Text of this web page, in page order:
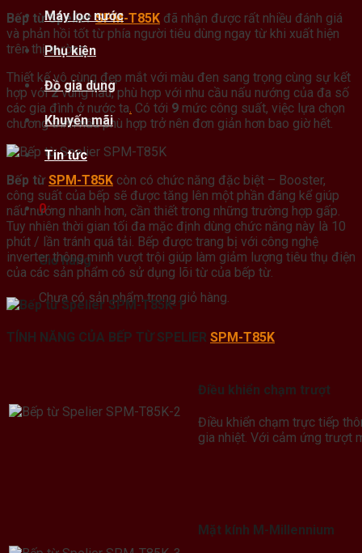
Máy lọc nước
Phụ kiện
Đồ gia dụng
Khuyến mãi
Tin tức
0
Giỏ hàng
Chưa có sản phẩm trong giỏ hàng.
Bếp từ SpelierSPM-T85K đã nhận được rất nhiều đánh giá
và phản hồi tốt từ phía người tiêu dùng ngay từ khi xuất hiện
trên thị trường.
Thiết kế vô cùng đẹp mắt với màu đen sang trọng cùng sự kết
hợp với2vùng nấu, phù hợp với nhu cầu nấu nướng của đa số
các gia đình ở nước ta. Có tới 9 mức công suất, việc lựa chọn
chương trình nấu phù hợp trở nên đơn giản hơn bao giờ hết.
Bếp từ SPM-T85K còn có chức năng đặc biệt – Booster,
công suất của bếp sẽ được tăng lên một phần đáng kể giúp
nấu nướng nhanh hơn, cần thiết trong những trường hợp gấp.
Tuy nhiên thời gian tối đa mặc định dùng chức năng này là 10
phút / lần tránh quá tải. Bếp được trang bị với công nghệ
inverter thông minh vượt trội giúp làm giảm lượng tiêu thụ điện
của các sản phẩm có sử dụng lõi từ của bếp từ.
TÍNH NĂNG CỦA BẾP TỪ SPELIER SPM-T85K
Điều khiển chạm trượt
Điều khiển chạm trực tiếp
gia nhiệt. Với cảm ứng trượt
Mặt kính M-Millennium